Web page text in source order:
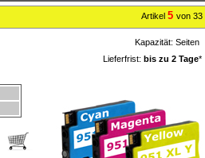
Artikel 5 von 33
Kapazität: Seiten
Lieferfrist: bis zu 2 Tage*